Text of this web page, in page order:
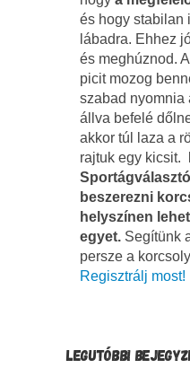
és hogy stabilan
lábadra. Ehhez
és meghúznod.
picit mozog
szabad nyomnia
állva befelé
akkor túl laza a
rajtuk egy kicsit.
beszerezni
helyszínen
egyet. Segítünk
persze a
Regisztrálj most!
LEGUTÓBBI